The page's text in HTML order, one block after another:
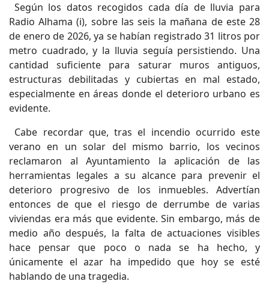
Según los datos recogidos cada día de lluvia para
Radio Alhama (i), sobre las seis la mañana de este 28
de enero de 2026, ya se habían registrado 31 litros por
metro cuadrado, y la lluvia seguía persistiendo. Una
cantidad suficiente para saturar muros antiguos,
estructuras debilitadas y cubiertas en mal estado,
especialmente en áreas donde el deterioro urbano es
evidente.
Cabe recordar que, tras el incendio ocurrido este
verano en un solar del mismo barrio, los vecinos
reclamaron al Ayuntamiento la aplicación de las
herramientas legales a su alcance para prevenir el
deterioro progresivo de los inmuebles. Advertían
entonces de que el riesgo de derrumbe de varias
viviendas era más que evidente. Sin embargo, más de
medio año después, la falta de actuaciones visibles
hace pensar que poco o nada se ha hecho, y
únicamente el azar ha impedido que hoy se esté
hablando de una tragedia.